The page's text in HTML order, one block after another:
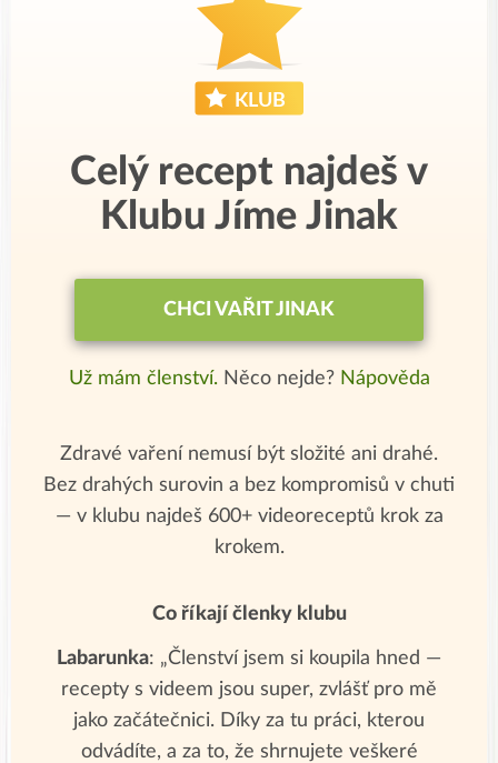
Celý recept najdeš v
Klubu Jíme Jinak
CHCI VAŘIT JINAK
Už mám členství. Něco nejde? Nápověda
Zdravé vaření nemusí být složité ani drahé.
Bez drahých surovin a bez kompromisů v chuti
— v klubu najdeš 600+ videoreceptů krok za
krokem.
Co říkají členky klubu
Labarunka: „Členství jsem si koupila hned —
recepty s videem jsou super, zvlášť pro mě
jako začátečnici. Díky za tu práci, kterou
odvádíte, a za to, že shrnujete veškeré